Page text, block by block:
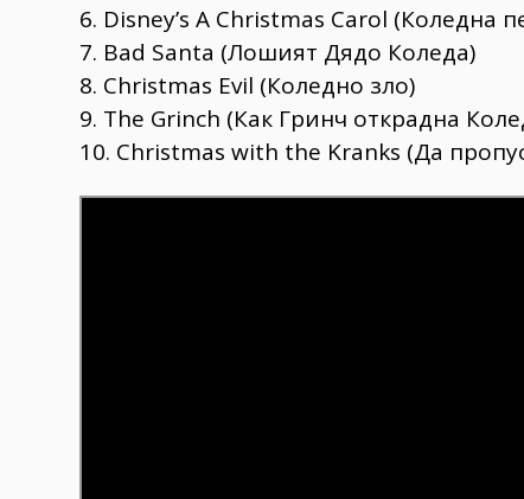
6. Disney’s A Christmas Carol (Коледна
7. Bad Santa (Лошият Дядо Коледа)
8. Christmas Evil (Коледно зло)
9. The Grinch (Как Гринч открадна
10. Christmas with the Kranks (Да